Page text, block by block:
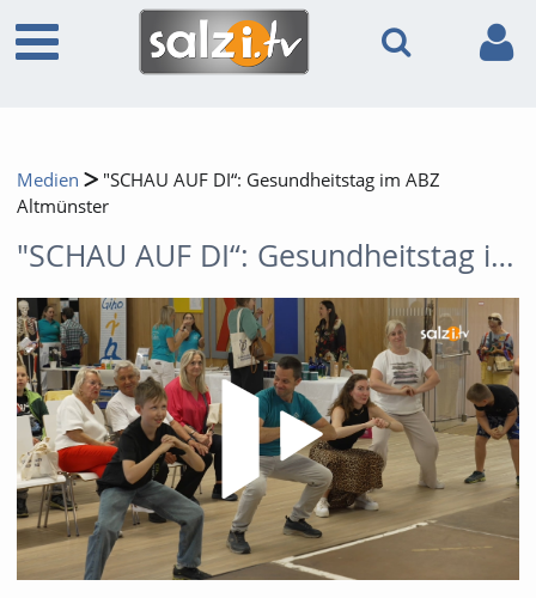
Medien
"SCHAU AUF DI“: Gesundheitstag im ABZ
Altmünster
"SCHAU AUF DI“: Gesundheitstag im ABZ Altmünster